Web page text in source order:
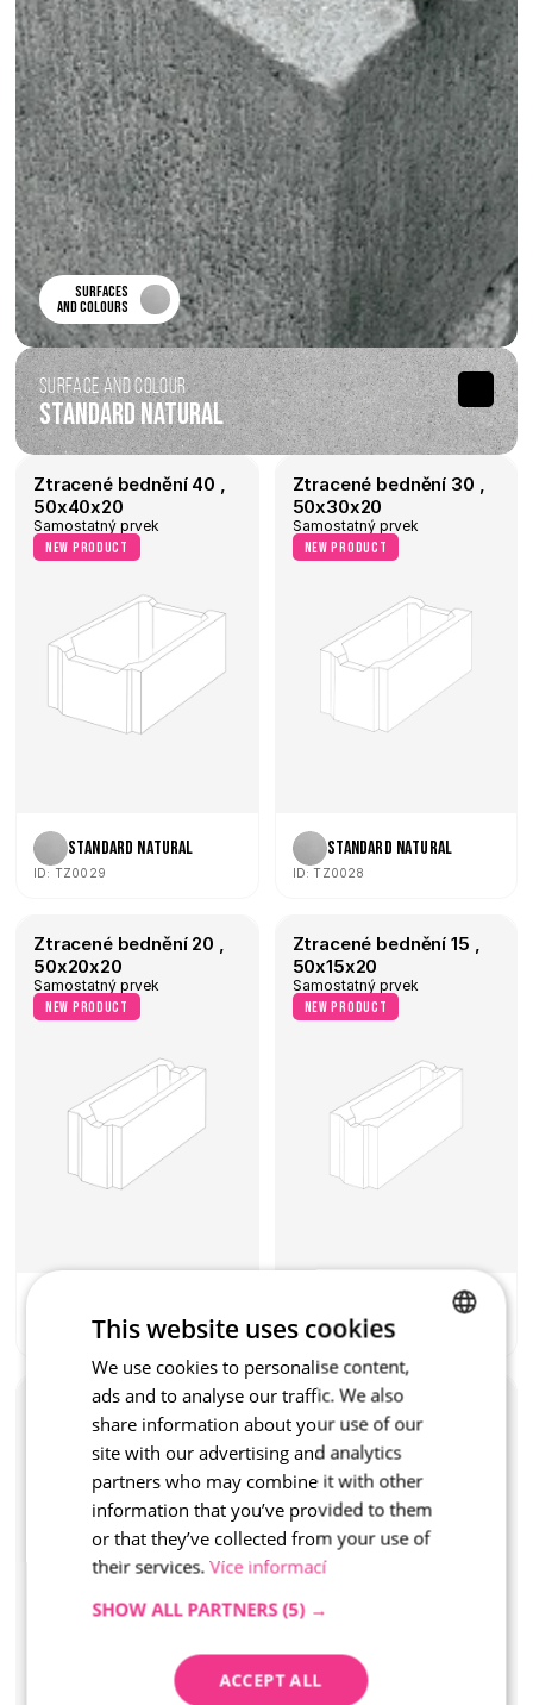
surfaces
and colours
Surface and Colour
Standard Natural
Ztracené bednění 40 ,
50x40x20
Samostatný prvek
new product
Standard Natural
ID: TZ0029
Ztracené bednění 30 ,
50x30x20
Samostatný prvek
new product
Standard Natural
ID: TZ0028
Ztracené bednění 20 ,
50x20x20
Samostatný prvek
new product
Ztracené bednění 15 ,
50x15x20
Samostatný prvek
new product
Standard Natural
ID: TZ0025
Lost formwork 10,
50x10x25
Standalone element
Lost formwork 15,
50x15x25
Standalone element
CZECH
This website uses cookies
We use cookies to personalise content,
ads and to analyse our traffic. We also
share information about your use of our
site with our advertising and analytics
partners who may combine it with other
information that you’ve provided to them
or that they’ve collected from your use of
their services. Více informací
SHOW ALL PARTNERS (5) →
ACCEPT ALL